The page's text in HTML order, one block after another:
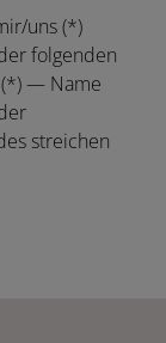
uns (*)
folgenden
— Name
streichen